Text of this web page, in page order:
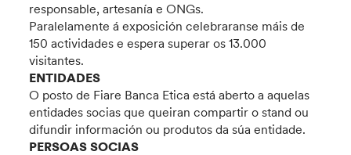
responsable, artesanía e ONGs.
Paralelamente á exposición celebraranse máis de
150 actividades e espera superar os 13.000
visitantes.
ENTIDADES
O posto de Fiare Banca Etica está aberto a aquelas
entidades socias que queiran compartir o stand ou
difundir información ou produtos da súa entidade.
PERSOAS SOCIAS